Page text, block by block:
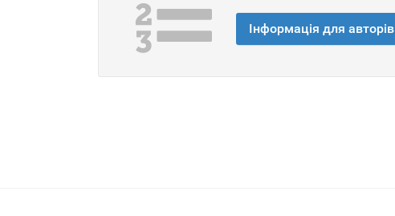
Інформація для авторів